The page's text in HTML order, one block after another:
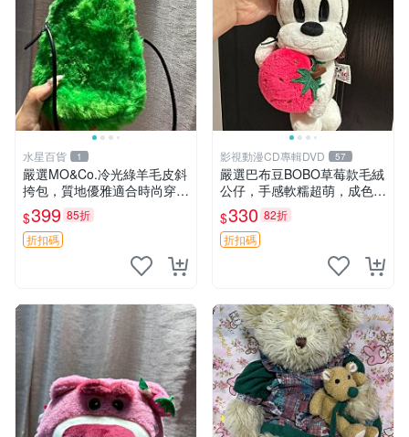
水星百貨 1
嚴選MO&Co.冷光綠羊毛皮斜
挎包，質地優雅適合時尚穿搭
冷光綠 皮包 斜挎包
$399 85折
折扣碼
影視動漫CD專輯DVD 57
嚴選巴布豆BOBO草莓款毛絨
公仔，手感軟糯超萌，成色優
良適合作為收藏品或包包配
飾。可視頻確認詳情。 巴布
豆 BOBO 草莓 毛絨公仔 收藏
$330 82折
折扣碼